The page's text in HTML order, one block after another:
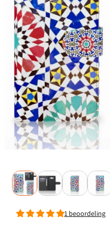
1 beoordeling